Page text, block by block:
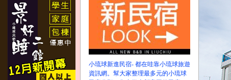
小琉球民宿
小琉球民宿推薦
【小琉球民宿特約】東港停車場!!看這邊
小琉球民宿 最完整的旅遊資訊都在這
【哇靠小琉球】新版官網熱情開站
【哇靠小琉球粉絲團】即時動態!!
小琉球新進民宿- 都在哇靠小琉球旅遊
資訊網。幫大家整理最多元的小琉球